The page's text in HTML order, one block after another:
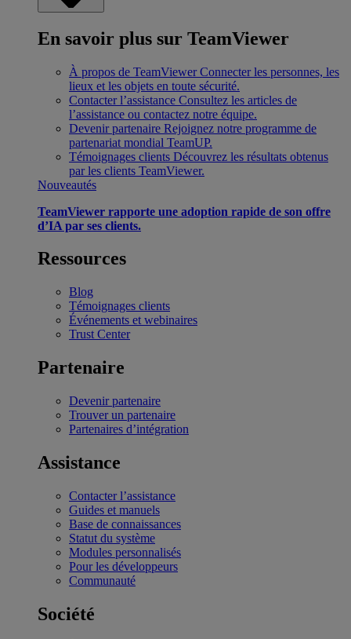
En savoir plus sur TeamViewer
À propos de TeamViewer Connecter les personnes, les
lieux et les objets en toute sécurité.
Contacter l’assistance Consultez les articles de
l’assistance ou contactez notre équipe.
Devenir partenaire Rejoignez notre programme de
partenariat mondial TeamUP.
Témoignages clients Découvrez les résultats obtenus
par les clients TeamViewer.
Nouveautés
TeamViewer rapporte une adoption rapide de son offre
d’IA par ses clients.
Ressources
Blog
Témoignages clients
Événements et webinaires
Trust Center
Partenaire
Devenir partenaire
Trouver un partenaire
Partenaires d’intégration
Assistance
Contacter l’assistance
Guides et manuels
Base de connaissances
Statut du système
Modules personnalisés
Pour les développeurs
Communauté
Société